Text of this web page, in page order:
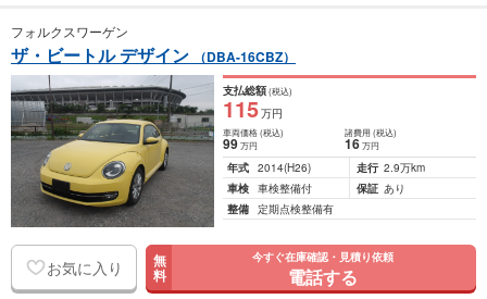
フォルクスワーゲン
ザ・ビートル デザイン （DBA-16CBZ）
支払総額(税込)
115万円
車両価格(税込)
99万円
諸費用 (税込)
16 万円
年式 2014(H26) 走行 2.9万km
車検 車検整備付 保証 あり
整備 定期点検整備有
お気に入り 無
料
今すぐ在庫確認・見積り依頼
電話する